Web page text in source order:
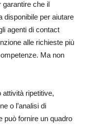
garantire che il
disponibile per aiutare
agenti di contact
alle richieste più
Ma non
attività ripetitive,
o l’analisi di
può fornire un quadro